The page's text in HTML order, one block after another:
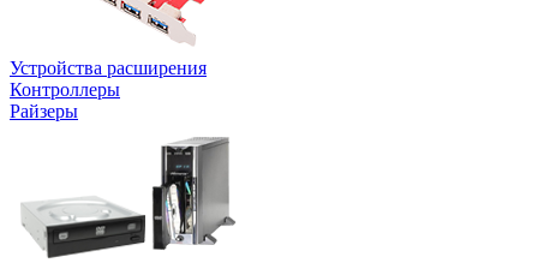
Устройства расширения
Контроллеры
Райзеры